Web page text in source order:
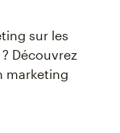
sur les
Découvrez
marketing